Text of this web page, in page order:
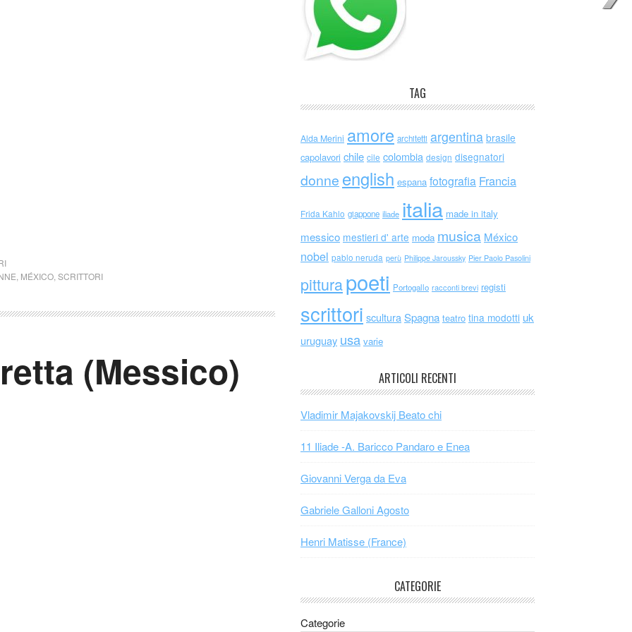
MÉXICO SCRITTORI
(Messico)
TAG
Alda Merini amore architetti argentina brasile
capolavori chile cile colombia design disegnatori
donne english espana fotografia Francia
Frida Kahlo giappone iliade italia made in italy
messico mestieri d' arte moda musica México
nobel pablo neruda perù Philippe Jaroussky Pier Paolo Pasolini
pitturapoeti Portogallo racconti brevi registi
scrittori scultura Spagna teatro tina modotti uk
uruguay usa varie
ARTICOLI RECENTI
Vladimir Majakovskij Beato chi
11 Iliade -A. Baricco Pandaro e Enea
Giovanni Verga da Eva
Gabriele Galloni Agosto
Henri Matisse (France)
CATEGORIE
Categorie